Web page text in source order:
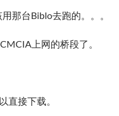
那台Biblo去跑的。。。
上网的桥段了。
直接下载。